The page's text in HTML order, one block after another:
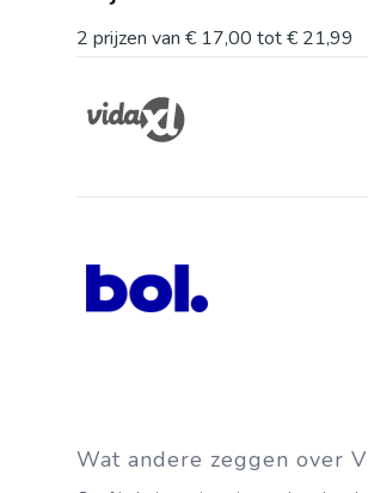
een frisse uitstraling te geven.
veilig op zijn plaats te houden.
Goed om te weten:
Materiaal: oxford stof (100%
Vulmateriaal: schuimvezel
Afmetingen: 100 x 50 x 3 cm (L x
2 prijzen van € 17,00 tot€ 21,99
Wat andere zeggen over